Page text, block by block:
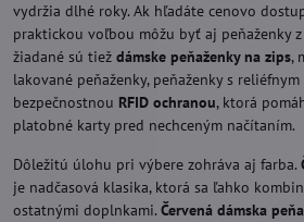
vydržia dlhé roky. Ak hľadáte cenovo
praktickou voľbou môžu byť aj peňaženky
žiadané sú tiež dámske peňaženky na zips,
lakované peňaženky, peňaženky s
bezpečnostnou RFID ochranou, ktorá
platobné karty pred nechceným načítaním.
Dôležitú úlohu pri výbere zohráva aj farba.
je nadčasová klasika, ktorá sa ľahko
ostatnými doplnkami. Červená dámska